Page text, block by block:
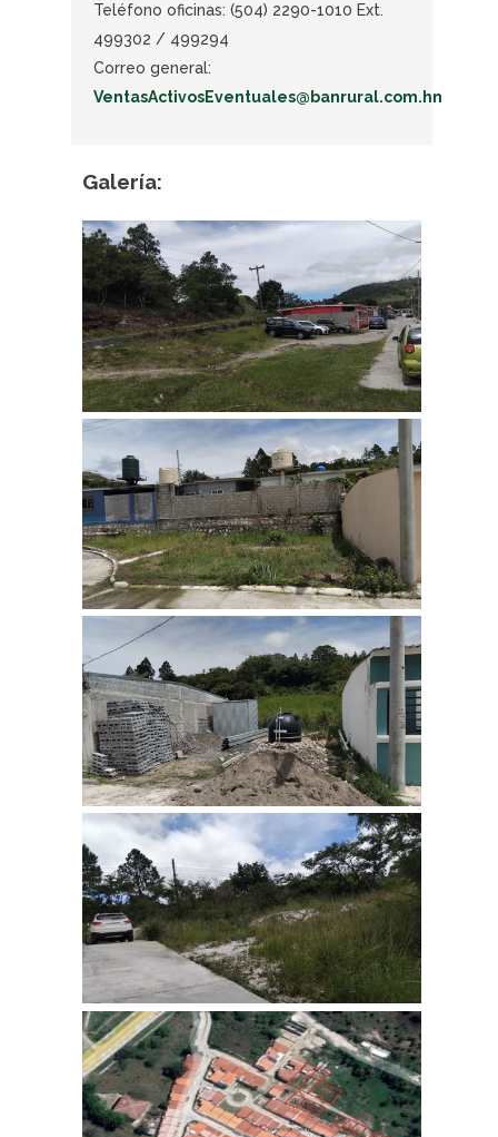
Teléfono oficinas: (504) 2290-1010 Ext.
499302 / 499294
Correo general:
VentasActivosEventuales@banrural.com.hn
Galería: